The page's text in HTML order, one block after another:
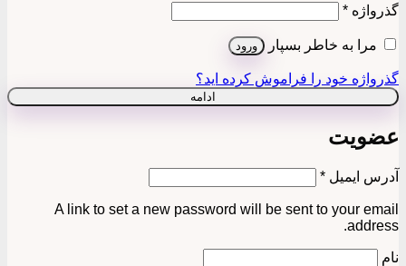
گذرواژه *الزامی
مرا به خاطر بسپار ورود
گذرواژه خود را فراموش کرده اید؟
ادامه
عضویت
آدرس ایمیل *الزامی
A link to set a new password will be sent to your email
address.
نام